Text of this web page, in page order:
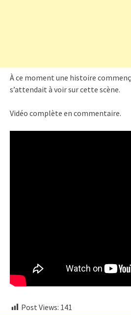
À ce moment une histoire
s’attendait à voir sur cette scène.
Vidéo complète en commentaire.
Post Views: 141